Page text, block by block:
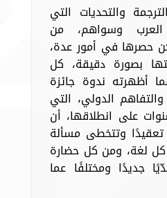
والتحديات التي
العرب وسواهم، من
حصرها في أمور عدة،
بصورة دقيقة، كل
أظهرته ندوة جائزة
الدولي، التي
على انطلاقها، أن
تعقيدًا وتتخطى مسألة
كل لغة، ومن كل حضارة
جديدًا ومختلفًا عما